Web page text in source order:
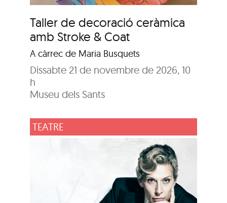
Taller de decoració ceràmica
amb Stroke & Coat
A càrrec de Maria Busquets
Dissabte 21 de novembre de 2026, 10
h
Museu dels Sants
TEATRE